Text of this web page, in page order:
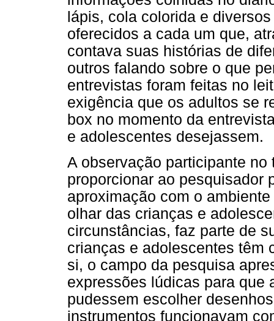
lápis, cola colorida e
oferecidos a cada um que,
contava suas histórias de
outros falando sobre o que
entrevistas foram feitas no
exigência que os adultos se
box no momento da
e adolescentes desejassem.
A observação participante
proporcionar ao pesquisador
aproximação com o
olhar das crianças e
circunstâncias, faz parte de
crianças e adolescentes têm
si, o campo da pesquisa
expressões lúdicas para que
pudessem escolher
instrumentos funcionavam